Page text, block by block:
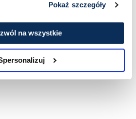
Pokaż szczegóły
na wszystkie